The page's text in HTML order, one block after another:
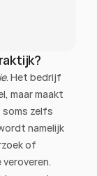
. Het bedrijf
maar maakt
zelfs
namelijk
of